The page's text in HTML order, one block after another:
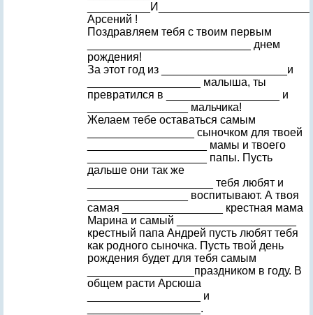
__________И________________________
Арсений !
Поздравляем тебя с твоим первым
__________________________ днем
рождения!
За этот год из ____________________и
__________________ малыша, ты
превратился в __________________ и
________________ мальчика!
Желаем тебе оставаться самым
_________________ сыночком для твоей
___________________ мамы и твоего
___________________ папы. Пусть
дальше они так же
____________________ тебя любят и
________________ воспитывают. А твоя
самая ________________ крестная мама
Марина и самый ___________________
крестный папа Андрей пусть любят тебя
как родного сыночка. Пусть твой день
рождения будет для тебя самым
_________________праздником в году. В
общем расти Арсюша
__________________ и
__________________.